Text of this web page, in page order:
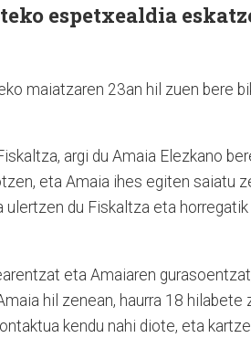
espetxealdia
maiatzaren 23an hil zuen bere
argi du Amaia Elezkano
eta Amaia ihes egiten saiatu
ulertzen du Fiskaltza eta
eta Amaiaren
hil zenean, haurra 18 hilabete
kendu nahi diote, eta